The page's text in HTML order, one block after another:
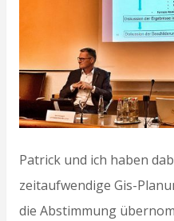
Patrick und ich haben
zeitaufwendige Gis-
die Abstimmung